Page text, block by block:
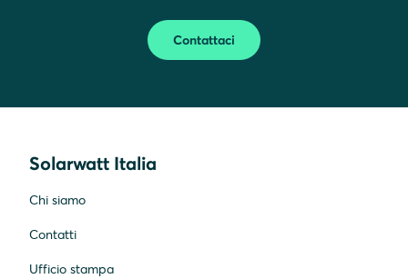
Contattaci
Solarwatt Italia
Chi siamo
Contatti
Ufficio stampa